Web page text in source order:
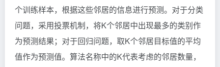
个训练样本，根据这些邻居的信息进行预测。对于分类
问题，采用投票机制，将K个邻居中出现最多的类别作
为预测结果；对于回归问题，取K个邻居目标值的平均
值作为预测值。算法名称中的K代表考虑的邻居数量，